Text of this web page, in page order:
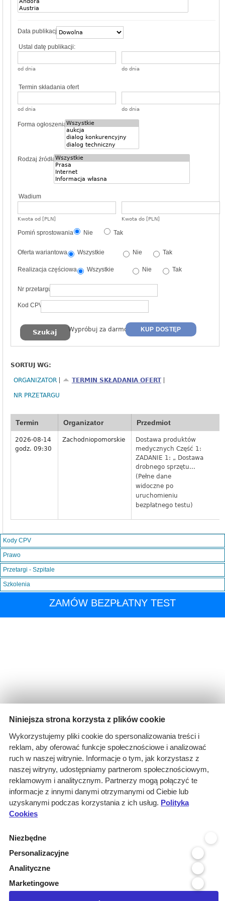
Data publikacji
Ustal datę publikacji:
od dnia do dnia
Termin składania ofert
od dnia do dnia
Forma ogłoszenia
Rodzaj źródła
Wadium
Kwota od [PLN] Kwota do [PLN]
Pomiń sprostowania Nie Tak
Oferta wariantowa Wszystkie Nie Tak
Realizacja częściowa Wszystkie Nie Tak
Nr przetargu
Kod CPV
Wypróbuj za darmo KUP DOSTĘP
SORTUJ WG:
ORGANIZATOR TERMIN SKŁADANIA OFERT
NR PRZETARGU
Termin Organizator Przedmiot
2026-08-14
godz. 09:30
Zachodniopomorskie
Dostawa produktów
medycznych Część 1:
ZADANIE 1: „ Dostawa
drobnego sprzętu...
(Pełne dane
widoczne po
uruchomieniu
bezpłatnego testu)
Kody CPV
Prawo
Przetargi - Szpitale
Szkolenia
ZAMÓW BEZPŁATNY TEST
Wyniki wyszukiwania
1 informacja dla
Branże: Medyczna
Branże: Laboratoria
Miejscowość organizatora: Oles...
Branże: Komputery, informatyka...
Branże: Poligrafia, Wydawnictw...
Kraj realizacji: POLSKA
Województwo realizacji
Niniejsza strona korzysta z plików cookie
Wykorzystujemy pliki cookie do spersonalizowania treści i
reklam, aby oferować funkcje społecznościowe i analizować
ruch w naszej witrynie. Informacje o tym, jak korzystasz z
naszej witryny, udostępniamy partnerom społecznościowym,
reklamowym i analitycznym. Partnerzy mogą połączyć te
informacje z innymi danymi otrzymanymi od Ciebie lub
uzyskanymi podczas korzystania z ich usług. Polityka
Cookies
Niezbędne
Personalizacyjne
Analityczne
Marketingowe